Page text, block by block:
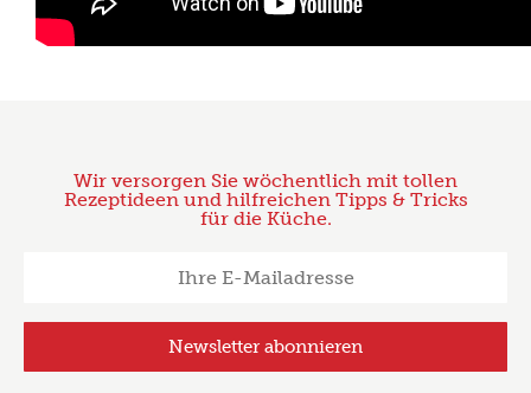
Wir versorgen Sie wöchentlich mit tollen
Rezeptideen und hilfreichen Tipps & Tricks
für die Küche.